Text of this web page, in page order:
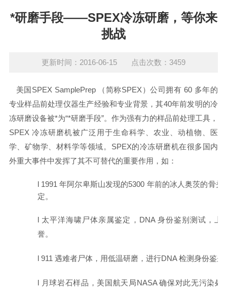
*研磨手段——SPEX冷冻研磨，等你来
挑战
更新时间：2016-06-15 点击次数：3459
美国SPEX SamplePrep （简称SPEX）公司拥有 60 多年的
专业样品前处理仪器生产经验和专业背景，其40年前发明的冷
冻研磨设备被*为“*研磨手段”。作为强有力的样品前处理工具，
SPEX 冷冻研磨机被广泛用于生命科学、农业、动植物、医
学、矿物学、材料学等领域。SPEX的冷冻研磨机在很多国内
外重大事件中发挥了其不可替代的重要作用，如：
l 1991年阿尔卑斯山发现的5300 年前的冰人奥茨的骨头
定。
l 太平洋海啸尸体亲属鉴定， DNA 身份鉴别测试，上
誉。
l 911 遇难者尸体，用低温研磨，进行DNA检测身份鉴别
l 月球岩石样品，美国航天局NASA确保对此无污染处